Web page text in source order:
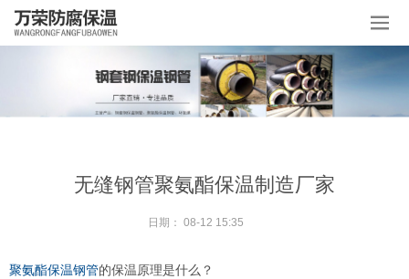
无缝钢管聚氨酯保温制造厂家
日期： 08-12 15:35
聚氨酯保温钢管的保温原理是什么？